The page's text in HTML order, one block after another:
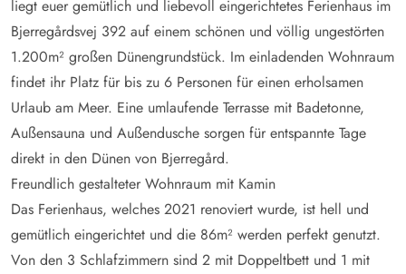
liegt euer gemütlich und liebevoll eingerichtetes Ferienhaus im
Bjerregårdsvej 392 auf einem schönen und völlig ungestörten
1.200m² großen Dünengrundstück. Im einladenden Wohnraum
findet ihr Platz für bis zu 6 Personen für einen erholsamen
Urlaub am Meer. Eine umlaufende Terrasse mit Badetonne,
Außensauna und Außendusche sorgen für entspannte Tage
direkt in den Dünen von Bjerregård.
Freundlich gestalteter Wohnraum mit Kamin
Das Ferienhaus, welches 2021 renoviert wurde, ist hell und
gemütlich eingerichtet und die 86m² werden perfekt genutzt.
Von den 3 Schlafzimmern sind 2 mit Doppeltbett und 1 mit